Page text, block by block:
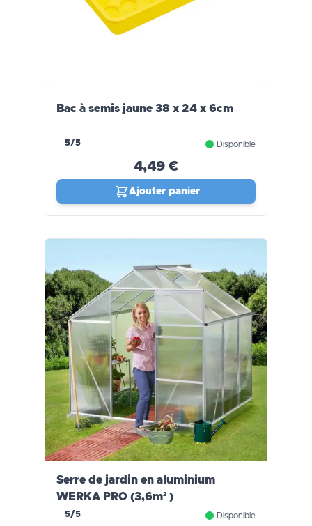
Bac à semis jaune 38 x 24 x 6cm
5/5 Disponible
4,49 €
Ajouter panier
Serre de jardin en aluminium
WERKA PRO (3,6m² )
5/5 Disponible